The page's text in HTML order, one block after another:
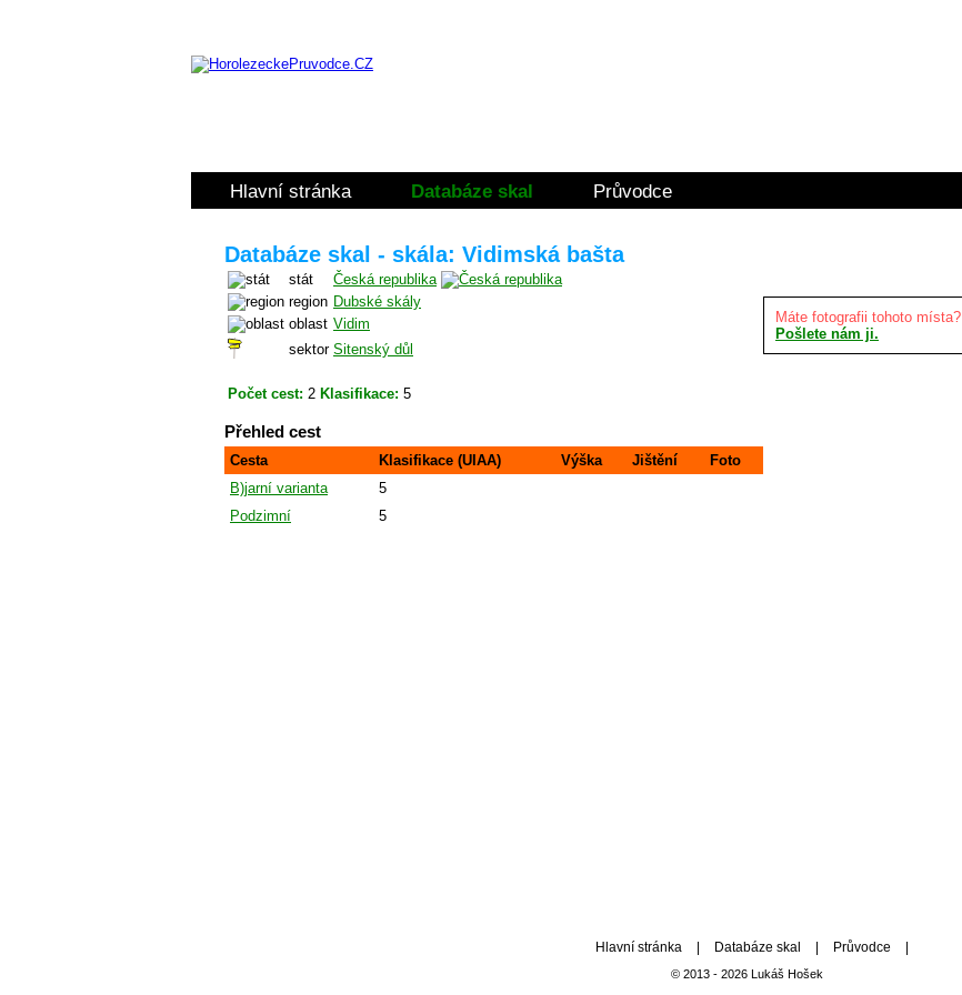
Hlavní stránka Databáze skal Průvodce
Databáze skal - skála: Vidimská bašta
stát
Česká republika
region Dubské skály
oblast Vidim
sektor Sitenský důl
Počet cest: 2 Klasifikace: 5
Přehled cest
Cesta Klasifikace (UIAA) Výška Jištění
Foto
B)jarní varianta
5
Podzimní
5
Máte fotografii tohoto místa?
Pošlete nám ji.
Hlavní stránka | Databáze skal | Průvodce |
© 2013 - 2026 Lukáš Hošek